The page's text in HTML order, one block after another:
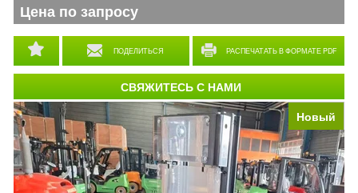
Новый
ПОДЕЛИТЬСЯ РАСПЕЧАТАТЬ В ФОРМАТЕ PDF
Цена по запросу
СВЯЖИТЕСЬ С НАМИ